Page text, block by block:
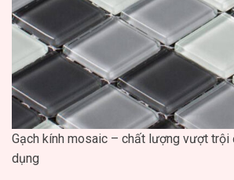
Gạch kính mosaic – chất lượng vượt
dụng